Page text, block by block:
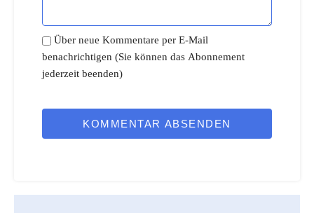
Über neue Kommentare per E-Mail
benachrichtigen (Sie können das Abonnement
jederzeit beenden)
KOMMENTAR ABSENDEN